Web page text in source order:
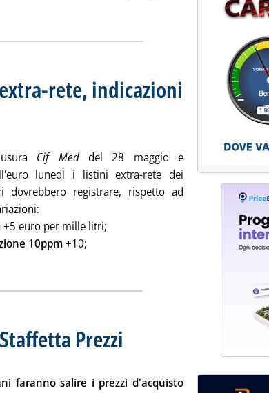
rete, indicazioni
all'ingrosso
Cif Meddel 28 maggio e
lunedì i listini extra-rete dei
dovrebbero registrare, rispetto ad
+5 euro per mille litri;
10ppm+10;
extra-rete, indicazioni per lunedì '
Prezzi . Sottotitolo: Rilevazione N. 40 del 28
. Pubblicata giovedì 28 maggio 2009 alle
faranno salire i prezzi d'acquisto